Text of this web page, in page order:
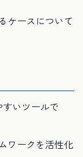
ケースについて
いツールで
ワークを活性化